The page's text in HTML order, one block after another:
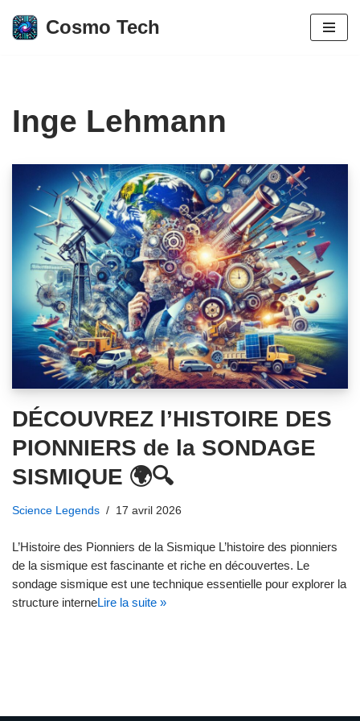
Aller
Cosmo Tech
Inge Lehmann
DÉCOUVREZ l’HISTOIRE DES
PIONNIERS de la SONDAGE
SISMIQUE 🌍🔍
Science Legends 17 avril 2026
L’Histoire des Pionniers de la Sismique L’histoire des pionniers
de la sismique est fascinante et riche en découvertes. Le
sondage sismique est une technique essentielle pour explorer la
structure interneLire la suite »